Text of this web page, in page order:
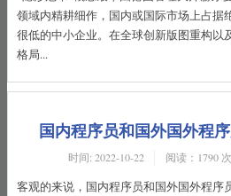
领域内精耕细作，国内或国际市场上占据
很低的中小企业。在全球创新版图重构以
格局...
国内程序员和国外国外程
时间: 2022-10-22 阅读：1790 次
客观的来说，国内程序员和国外国外程序